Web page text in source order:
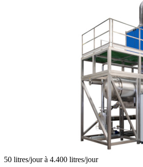
50 litres/jour à 4.400 litres/jour